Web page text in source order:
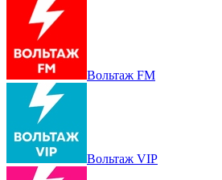
Вольтаж FM
Вольтаж VIP